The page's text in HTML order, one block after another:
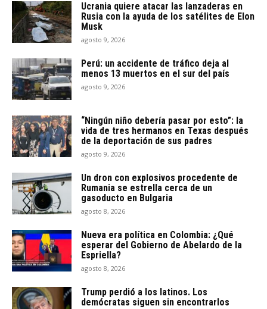
Ucrania quiere atacar las lanzaderas en
Rusia con la ayuda de los satélites de Elon
Musk
agosto 9, 2026
Perú: un accidente de tráfico deja al
menos 13 muertos en el sur del país
agosto 9, 2026
“Ningún niño debería pasar por esto”: la
vida de tres hermanos en Texas después
de la deportación de sus padres
agosto 9, 2026
Un dron con explosivos procedente de
Rumania se estrella cerca de un
gasoducto en Bulgaria
agosto 8, 2026
Nueva era política en Colombia: ¿Qué
esperar del Gobierno de Abelardo de la
Espriella?
agosto 8, 2026
Trump perdió a los latinos. Los
demócratas siguen sin encontrarlos